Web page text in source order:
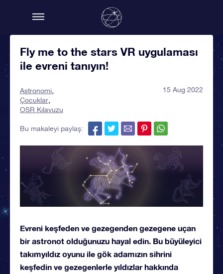
Fly me to the stars VR uygulaması
ile evreni tanıyın!
Astronomi
Çocuklar
OSR Kılavuzu
15 Aug 2022
Bu makaleyi paylaş:
Evreni keşfeden ve gezegenden gezegene uçan
bir astronot olduğunuzu hayal edin. Bu büyüleyici
takımyıldız oyunu ile gök adamızın sihrini
keşfedin ve gezegenlerle yıldızlar hakkında